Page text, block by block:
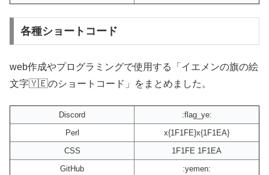
各種ショートコード
web作成やプログラミングで使用する「イエメンの旗の絵
文字🇾🇪のショートコード」をまとめました。
Discord
:flag_ye:
Perl
x{1F1FE}x{1F1EA}
CSS
1F1FE 1F1EA
GitHub
:yemen: